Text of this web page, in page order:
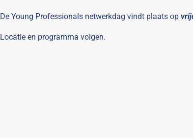
De Young Professionals netwerkdag vindt plaats op
Locatie en programma volgen.